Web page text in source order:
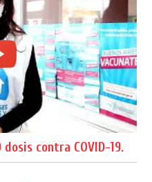
contra COVID-19.